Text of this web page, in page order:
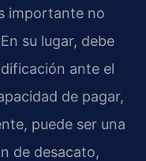
importante no
su lugar, debe
ante el
de pagar,
puede ser una
de desacato,